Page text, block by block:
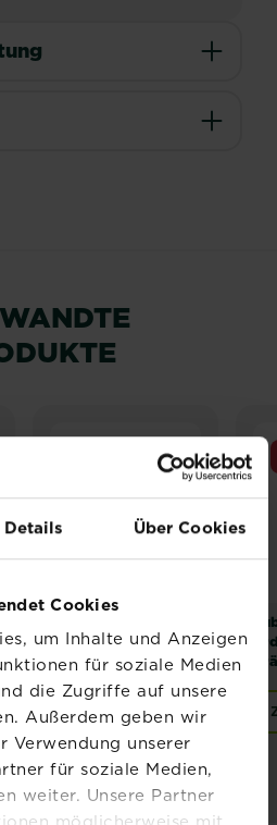
Details Über Cookies
Cookies
um Inhalte und Anzeigen
für soziale Medien
die Zugriffe auf unsere
Außerdem geben wir
Verwendung unserer
für soziale Medien,
weiter. Unsere Partner
Erde Mediterrane
und Zitruspflanzen
20 L
Zur Händlersuche